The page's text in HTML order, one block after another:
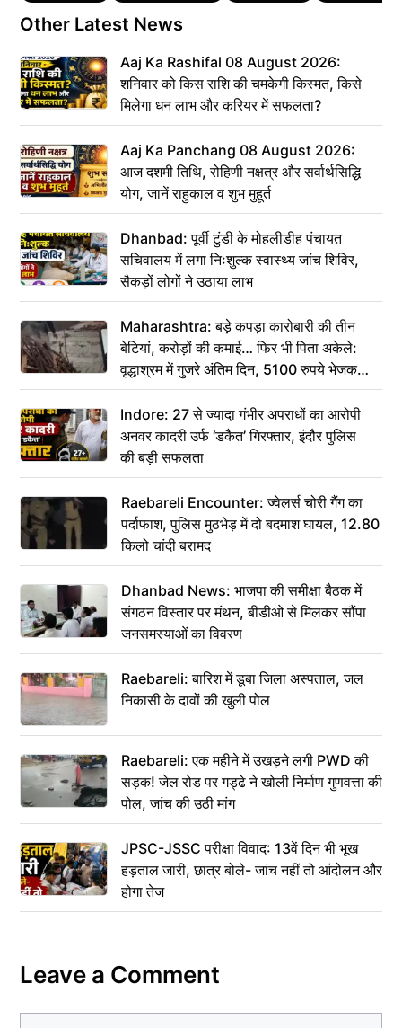
Other Latest News
Aaj Ka Rashifal 08 August 2026:
शनिवार को किस राशि की चमकेगी किस्मत, किसे
मिलेगा धन लाभ और करियर में सफलता?
Aaj Ka Panchang 08 August 2026:
आज दशमी तिथि, रोहिणी नक्षत्र और सर्वार्थसिद्धि
योग, जानें राहुकाल व शुभ मुहूर्त
Dhanbad: पूर्वी टुंडी के मोहलीडीह पंचायत
सचिवालय में लगा निःशुल्क स्वास्थ्य जांच शिविर,
सैकड़ों लोगों ने उठाया लाभ
Maharashtra: बड़े कपड़ा कारोबारी की तीन
बेटियां, करोड़ों की कमाई… फिर भी पिता अकेले:
वृद्धाश्रम में गुजरे अंतिम दिन, 5100 रुपये भेजकर
कहा– अंतिम संस्कार कर दीजिए हम नहीं आ पाएंगे
Indore: 27 से ज्यादा गंभीर अपराधों का आरोपी
अनवर कादरी उर्फ ‘डकैत’ गिरफ्तार, इंदौर पुलिस
की बड़ी सफलता
Raebareli Encounter: ज्वेलर्स चोरी गैंग का
पर्दाफाश, पुलिस मुठभेड़ में दो बदमाश घायल, 12.80
किलो चांदी बरामद
Dhanbad News: भाजपा की समीक्षा बैठक में
संगठन विस्तार पर मंथन, बीडीओ से मिलकर सौंपा
जनसमस्याओं का विवरण
Raebareli: बारिश में डूबा जिला अस्पताल, जल
निकासी के दावों की खुली पोल
Raebareli: एक महीने में उखड़ने लगी PWD की
सड़क! जेल रोड पर गड्ढे ने खोली निर्माण गुणवत्ता की
पोल, जांच की उठी मांग
JPSC-JSSC परीक्षा विवाद: 13वें दिन भी भूख
हड़ताल जारी, छात्र बोले- जांच नहीं तो आंदोलन और
होगा तेज
Leave a Comment